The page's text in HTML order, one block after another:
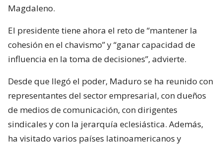
Magdaleno.
El presidente tiene ahora el reto de “mantener la
cohesión en el chavismo” y “ganar capacidad de
influencia en la toma de decisiones”, advierte.
Desde que llegó el poder, Maduro se ha reunido con
representantes del sector empresarial, con dueños
de medios de comunicación, con dirigentes
sindicales y con la jerarquía eclesiástica. Además,
ha visitado varios países latinoamericanos y